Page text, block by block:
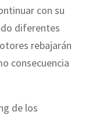
con su
diferentes
rebajarán
consecuencia
de los